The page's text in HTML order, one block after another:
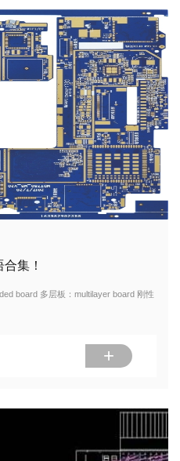
集！
board 多层板：multilayer board 刚性
+